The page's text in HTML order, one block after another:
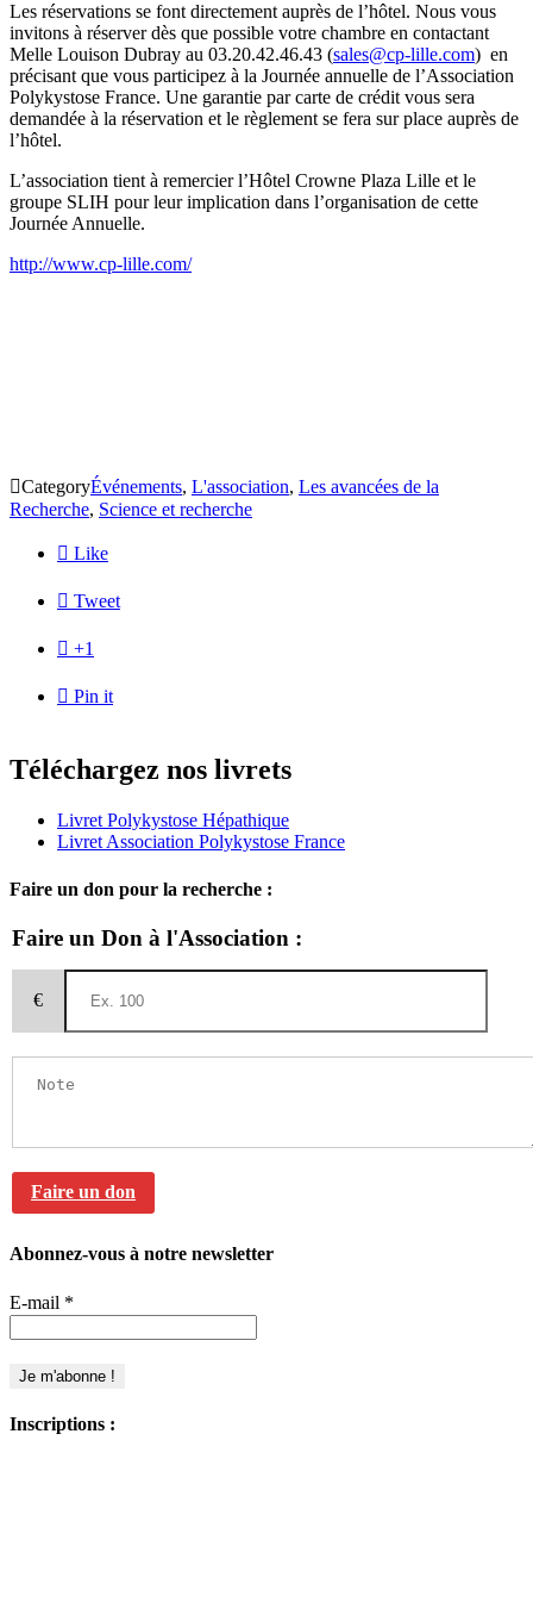
Les réservations se font directement auprès de l’hôtel. Nous vous
invitons à réserver dès que possible votre chambre en contactant
Melle Louison Dubray au 03.20.42.46.43 (sales@cp-lille.com) en
précisant que vous participez à la Journée annuelle de l’Association
Polykystose France. Une garantie par carte de crédit vous sera
demandée à la réservation et le règlement se fera sur place auprès de
l’hôtel.
L’association tient à remercier l’Hôtel Crowne Plaza Lille et le
groupe SLIH pour leur implication dans l’organisation de cette
Journée Annuelle.
http://www.cp-lille.com/
CategoryÉvénements, L'association, Les avancées de la
Recherche, Science et recherche
 Like
 Tweet
 +1
 Pin it
Téléchargez nos livrets
Livret Polykystose Hépathique
Livret Association Polykystose France
Faire un don pour la recherche :
Faire un Don à l'Association :
€
Faire un don
Abonnez-vous à notre newsletter
E-mail *
Inscriptions :